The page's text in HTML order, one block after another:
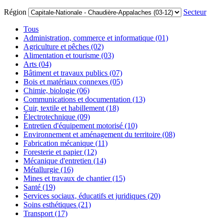
Région
Secteur
Tous
Administration, commerce et informatique (01)
Agriculture et pêches (02)
Alimentation et tourisme (03)
Arts (04)
Bâtiment et travaux publics (07)
Bois et matériaux connexes (05)
Chimie, biologie (06)
Communications et documentation (13)
Cuir, textile et habillement (18)
Électrotechnique (09)
Entretien d'équipement motorisé (10)
Environnement et aménagement du territoire (08)
Fabrication mécanique (11)
Foresterie et papier (12)
Mécanique d'entretien (14)
Métallurgie (16)
Mines et travaux de chantier (15)
Santé (19)
Services sociaux, éducatifs et juridiques (20)
Soins esthétiques (21)
Transport (17)